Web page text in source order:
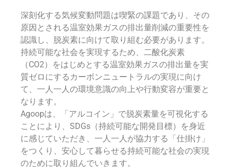
深刻化する気候変動問題は喫緊の課題であり、その
原因とされる温室効果ガスの排出量削減の重要性を
認識し、脱炭素に向けて取り組む必要があります。
持続可能な社会を実現するため、二酸化炭素
（CO2）をはじめとする温室効果ガスの排出量を実
質ゼロにするカーボンニュートラルの実現に向け
て、一人一人の環境意識の向上や行動変容が重要と
なります。
Agoopは、「アルコイン」で脱炭素量を可視化する
ことにより、SDGs（持続可能な開発目標）を身近
に感じていただき、一人一人が協力する「仕掛け」
をつくり、安心して暮らせる持続可能な社会の実現
のために取り組んでいきます。